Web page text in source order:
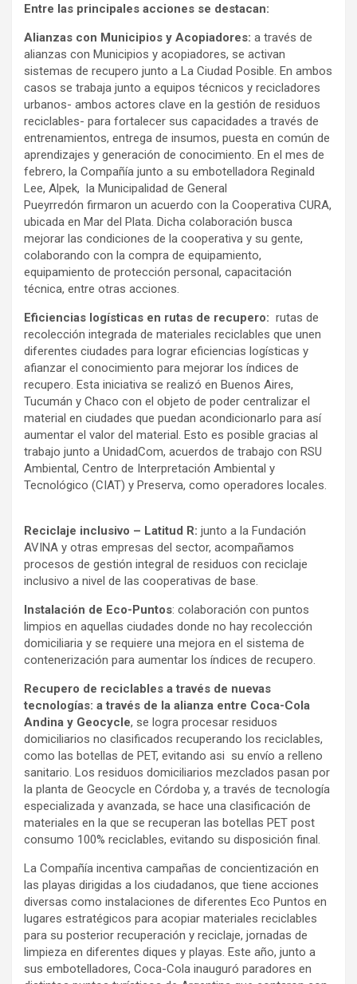
Entre las principales acciones se destacan:
Alianzas con Municipios y Acopiadores: a través de
alianzas con Municipios y acopiadores, se activan
sistemas de recupero junto a La Ciudad Posible. En ambos
casos se trabaja junto a equipos técnicos y recicladores
urbanos- ambos actores clave en la gestión de residuos
reciclables- para fortalecer sus capacidades a través de
entrenamientos, entrega de insumos, puesta en común de
aprendizajes y generación de conocimiento. En el mes de
febrero, la Compañía junto a su embotelladora Reginald
Lee, Alpek, la Municipalidad de General
Pueyrredón firmaron un acuerdo con la Cooperativa CURA,
ubicada en Mar del Plata. Dicha colaboración busca
mejorar las condiciones de la cooperativa y su gente,
colaborando con la compra de equipamiento,
equipamiento de protección personal, capacitación
técnica, entre otras acciones.
Eficiencias logísticas en rutas de recupero: rutas de
recolección integrada de materiales reciclables que unen
diferentes ciudades para lograr eficiencias logísticas y
afianzar el conocimiento para mejorar los índices de
recupero. Esta iniciativa se realizó en Buenos Aires,
Tucumán y Chaco con el objeto de poder centralizar el
material en ciudades que puedan acondicionarlo para así
aumentar el valor del material. Esto es posible gracias al
trabajo junto a UnidadCom, acuerdos de trabajo con RSU
Ambiental, Centro de Interpretación Ambiental y
Tecnológico (CIAT) y Preserva, como operadores locales.
Reciclaje inclusivo – Latitud R: junto a la Fundación
AVINA y otras empresas del sector, acompañamos
procesos de gestión integral de residuos con reciclaje
inclusivo a nivel de las cooperativas de base.
Instalación de Eco-Puntos: colaboración con puntos
limpios en aquellas ciudades donde no hay recolección
domiciliaria y se requiere una mejora en el sistema de
contenerización para aumentar los índices de recupero.
Recupero de reciclables a través de nuevas
tecnologías: a través de la alianza entre Coca-Cola
Andina y Geocycle, se logra procesar residuos
domiciliarios no clasificados recuperando los reciclables,
como las botellas de PET, evitando asi su envío a relleno
sanitario. Los residuos domiciliarios mezclados pasan por
la planta de Geocycle en Córdoba y, a través de tecnología
especializada y avanzada, se hace una clasificación de
materiales en la que se recuperan las botellas PET post
consumo 100% reciclables, evitando su disposición final.
La Compañía incentiva campañas de concientización en
las playas dirigidas a los ciudadanos, que tiene acciones
diversas como instalaciones de diferentes Eco Puntos en
lugares estratégicos para acopiar materiales reciclables
para su posterior recuperación y reciclaje, jornadas de
limpieza en diferentes diques y playas. Este año, junto a
sus embotelladores, Coca-Cola inauguró paradores en